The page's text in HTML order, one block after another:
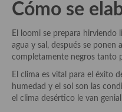
Ensaladas
Entrantes
Gazpachos, salmorejos,
Quínoa
Cómo se
El loomi se prepara hirviendo
agua y sal, después se ponen
completamente negros tanto
El clima es vital para el éxito
humedad y el sol son las
el clima desértico le van